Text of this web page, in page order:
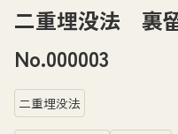
二重埋没法 裏
No.000003
二重埋没法